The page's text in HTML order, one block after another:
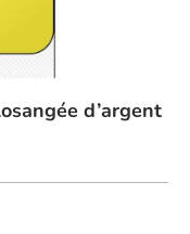
d’argent